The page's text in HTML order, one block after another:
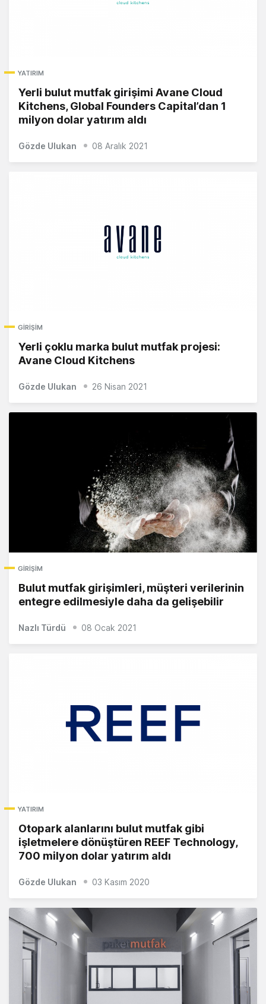
YATIRIM
Yerli bulut mutfak girişimi Avane Cloud
Kitchens, Global Founders Capital’dan 1
milyon dolar yatırım aldı
Gözde Ulukan 08 Aralık 2021
GIRIŞIM
Yerli çoklu marka bulut mutfak projesi:
Avane Cloud Kitchens
Gözde Ulukan 26 Nisan 2021
GIRIŞIM
Bulut mutfak girişimleri, müşteri verilerinin
entegre edilmesiyle daha da gelişebilir
Nazlı Türdü 08 Ocak 2021
YATIRIM
Otopark alanlarını bulut mutfak gibi
işletmelere dönüştüren REEF Technology,
700 milyon dolar yatırım aldı
Gözde Ulukan 03 Kasım 2020